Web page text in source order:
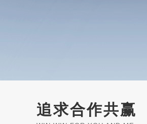
追求合作共赢